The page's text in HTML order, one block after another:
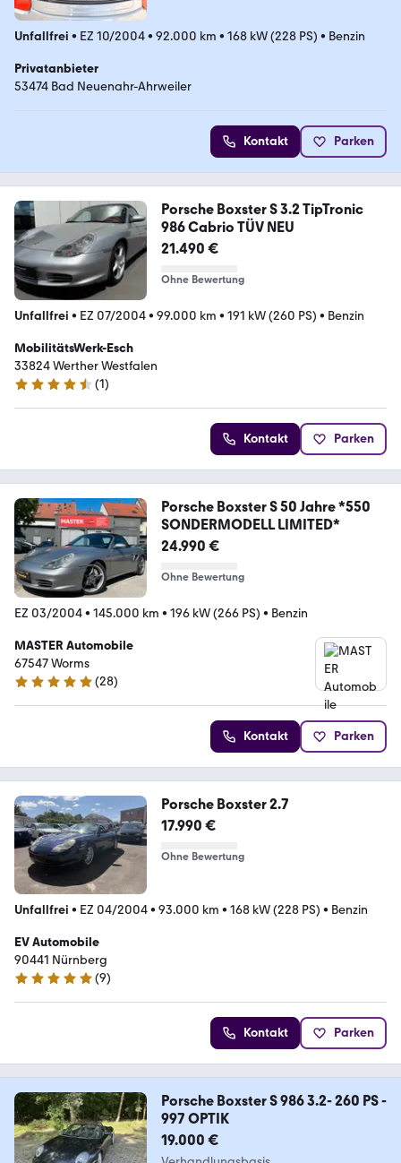
Unfallfrei • EZ 10/2004• 92.000 km • 168 kW (228 PS) • Benzin
Privatanbieter
53474 Bad Neuenahr-Ahrweiler
Kontakt Parken
Porsche Boxster S 3.2 TipTronic
986 Cabrio TÜV NEU
21.490 €
Ohne Bewertung
Unfallfrei • EZ 07/2004• 99.000 km • 191 kW (260 PS) • Benzin
MobilitätsWerk-Esch
33824 Werther Westfalen
4.7 Sterne
(1)
Kontakt Parken
Porsche Boxster S 50 Jahre *550
SONDERMODELL LIMITED*
24.990 €
Ohne Bewertung
EZ 03/2004• 145.000 km • 196 kW (266 PS) • Benzin
MASTER Automobile
67547 Worms
5 Sterne
(28)
Kontakt Parken
Porsche Boxster 2.7
17.990 €
Ohne Bewertung
Unfallfrei • EZ 04/2004• 93.000 km • 168 kW (228 PS) • Benzin
EV Automobile
90441 Nürnberg
5 Sterne
(9)
Kontakt Parken
Porsche Boxster S 986 3.2- 260 PS -
997 OPTIK
19.000 €